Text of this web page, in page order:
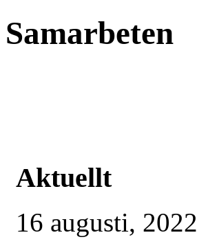
Samarbeten
Aktuellt
16 augusti, 2022